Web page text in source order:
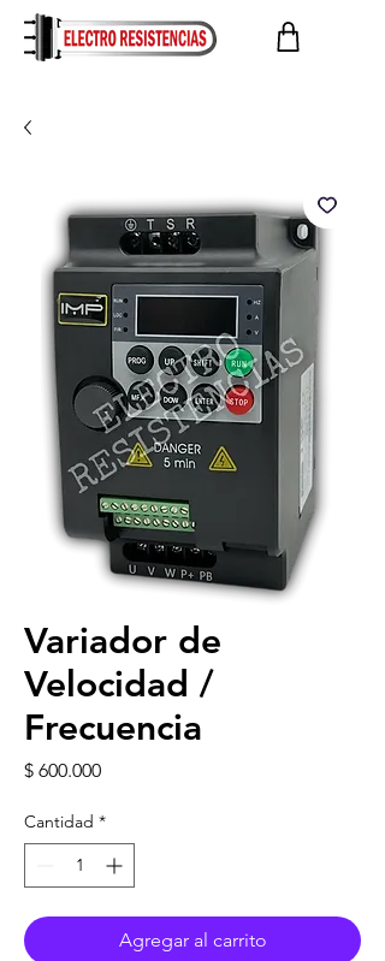
Variador de
Velocidad /
Frecuencia
$ 600.000Precio
Cantidad *
Agregar al carrito